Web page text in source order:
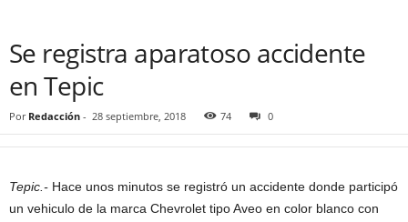
Se registra aparatoso accidente
en Tepic
Por Redacción - 28 septiembre, 2018 74 0
Tepic.- Hace unos minutos se registró un accidente donde participó
un vehiculo de la marca Chevrolet tipo Aveo en color blanco con